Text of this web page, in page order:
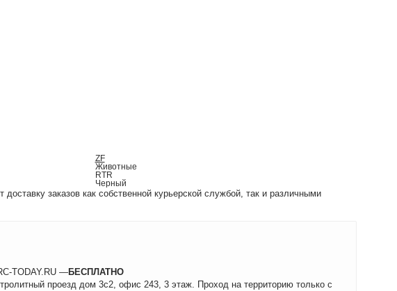
ZF
Животные
RTR
Черный
доставку заказов как собственной курьерской службой, так и различными
TODAY.RU —БЕСПЛАТНО
проезд дом 3с2, офис 243, 3 этаж. Проход на территорию только с